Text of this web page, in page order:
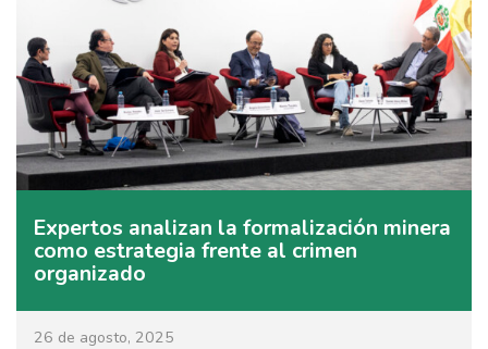
Expertos analizan la formalización minera
como estrategia frente al crimen
organizado
26 de agosto, 2025